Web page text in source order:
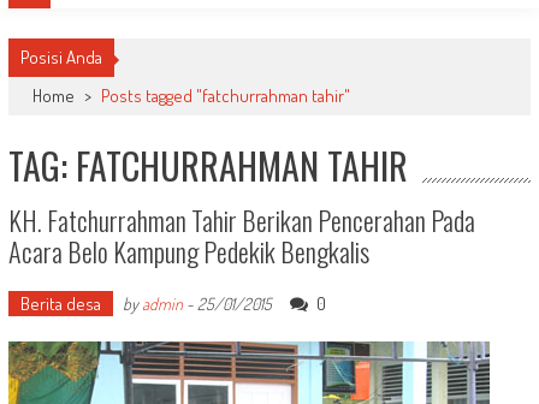
Posisi Anda
Home > Posts tagged "fatchurrahman tahir"
TAG: FATCHURRAHMAN TAHIR
KH. Fatchurrahman Tahir Berikan Pencerahan Pada
Acara Belo Kampung Pedekik Bengkalis
Berita desa byadmin- 25/01/2015 0